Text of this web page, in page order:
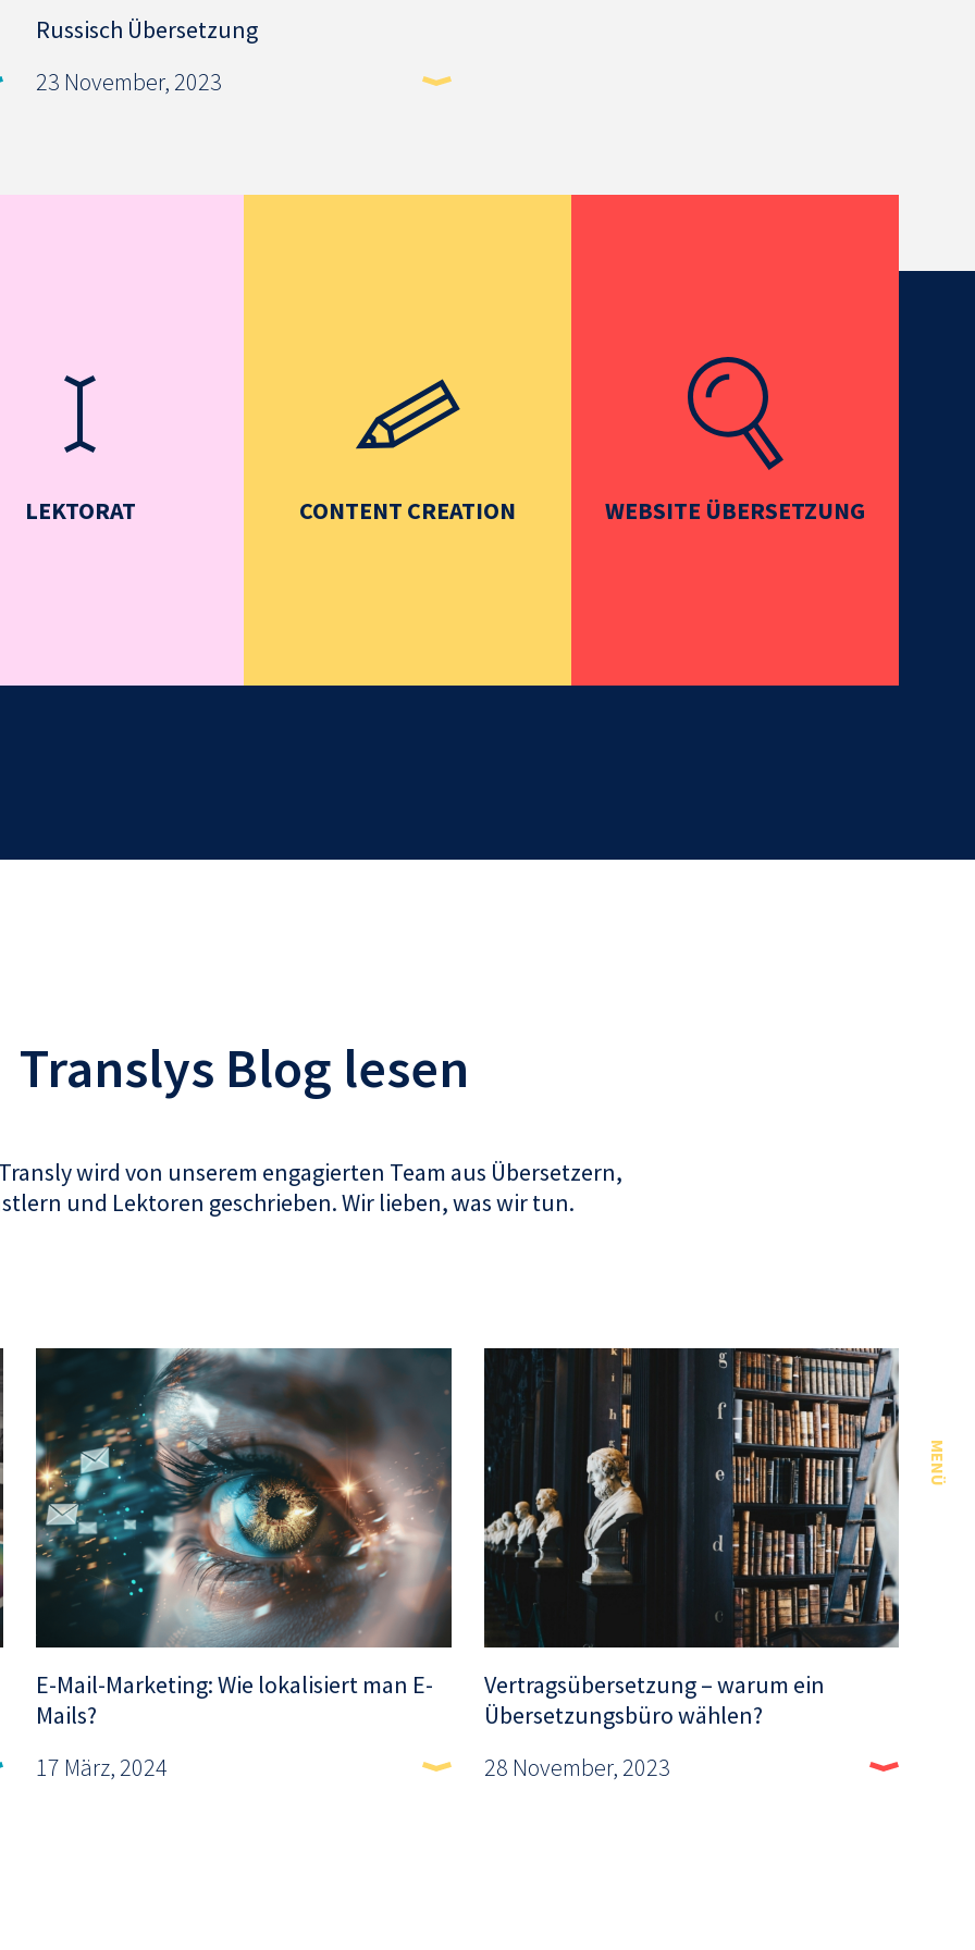
Russisch Übersetzung
23 November, 2023
LEKTORAT CONTENT CREATION WEBSITE ÜBERSETZUNG
Translys Blog lesen
wird von unserem engagierten Team aus Übersetzern,
und Lektoren geschrieben. Wir lieben, was wir tun.
E-Mail-Marketing: Wie lokalisiert man E-
Mails?
17 März, 2024
Vertragsübersetzung – warum ein
Übersetzungsbüro wählen?
28 November, 2023
MENÜ